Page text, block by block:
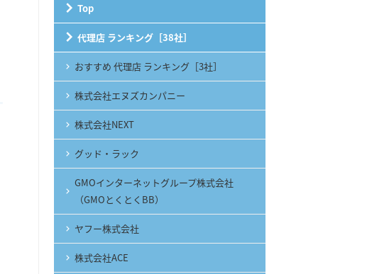
Top
代理店 ランキング［38社］
おすすめ 代理店 ランキング［3社］
株式会社エヌズカンパニー
株式会社NEXT
グッド・ラック
GMOインターネットグループ株式会社
（GMOとくとくBB）
ヤフー株式会社
株式会社ACE